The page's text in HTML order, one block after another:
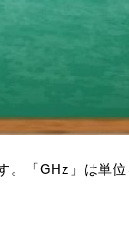
。「GHz」は単